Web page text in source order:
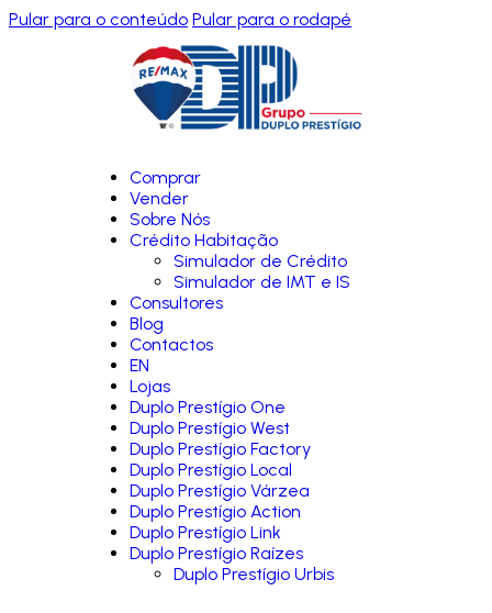
Pular para o conteúdo Pular para o rodapé
Comprar
Vender
Sobre Nós
Crédito Habitação
Simulador de Crédito
Simulador de IMT e IS
Consultores
Blog
Contactos
EN
Lojas
Duplo Prestígio One
Duplo Prestígio West
Duplo Prestígio Factory
Duplo Prestígio Local
Duplo Prestígio Várzea
Duplo Prestígio Action
Duplo Prestígio Link
Duplo Prestígio Raízes
Duplo Prestígio Urbis